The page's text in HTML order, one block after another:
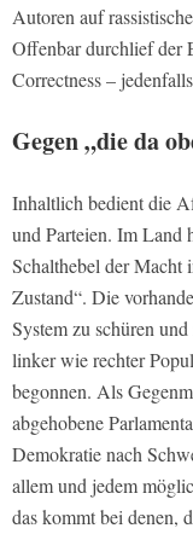
Autoren auf
Offenbar durchlief der
Correctness –
Gegen „die da
Inhaltlich bedient die
und Parteien. Im Land
Schalthebel der Macht
Zustand“. Die
System zu schüren
linker wie rechter
begonnen. Als
abgehobene
Demokratie nach
allem und jedem
das kommt bei denen,